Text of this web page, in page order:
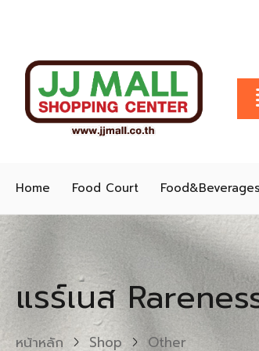
Home Food Court Food&Beverages
แรร์เนส
หน้าหลัก Shop Other